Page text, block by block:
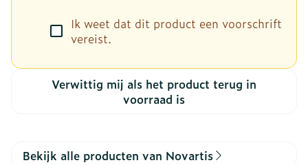
Ik weet dat dit product een voorschrift
vereist.
Verwittig mij als het product terug in
voorraad is
Bekijk alle producten van Novartis